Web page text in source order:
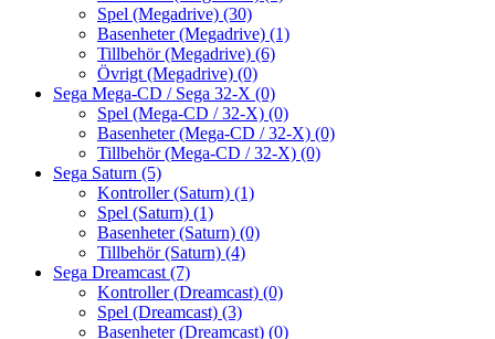
Spel (Megadrive) (30)
Basenheter (Megadrive) (1)
Tillbehör (Megadrive) (6)
Övrigt (Megadrive) (0)
Sega Mega-CD / Sega 32-X (0)
Spel (Mega-CD / 32-X) (0)
Basenheter (Mega-CD / 32-X) (0)
Tillbehör (Mega-CD / 32-X) (0)
Sega Saturn (5)
Kontroller (Saturn) (1)
Spel (Saturn) (1)
Basenheter (Saturn) (0)
Tillbehör (Saturn) (4)
Sega Dreamcast (7)
Kontroller (Dreamcast) (0)
Spel (Dreamcast) (3)
Basenheter (Dreamcast) (0)